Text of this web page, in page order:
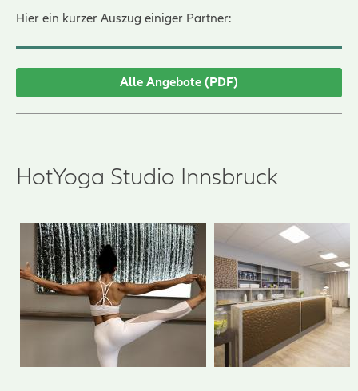
Hier ein kurzer Auszug einiger Partner:
Alle Angebote (PDF)
HotYoga Studio Innsbruck